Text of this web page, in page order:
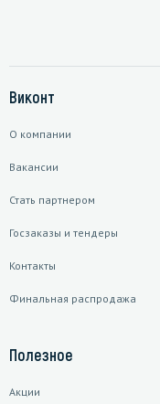
Виконт
О компании
Вакансии
Стать партнером
Госзаказы и тендеры
Контакты
Финальная распродажа
Полезное
Акции